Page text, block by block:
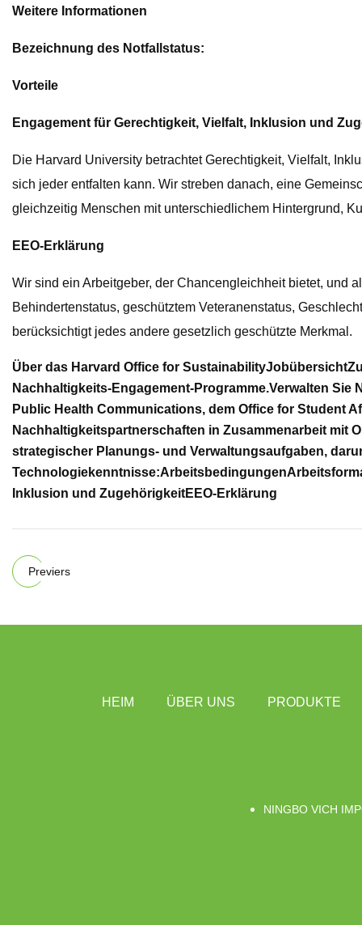
Weitere Informationen
Bezeichnung des Notfallstatus:
Vorteile
Engagement für Gerechtigkeit, Vielfalt, Inklusion und
Die Harvard University betrachtet Gerechtigkeit, Vielfalt,
sich jeder entfalten kann. Wir streben danach, eine
gleichzeitig Menschen mit unterschiedlichem Hintergrund,
EEO-Erklärung
Wir sind ein Arbeitgeber, der Chancengleichheit bietet, und
Behindertenstatus, geschütztem Veteranenstatus,
berücksichtigt jedes andere gesetzlich geschützte Merkmal.
Über das Harvard Office for SustainabilityJobübersicht
Nachhaltigkeits-Engagement-Programme.Verwalten Sie
Public Health Communications, dem Office for Student
Nachhaltigkeitspartnerschaften in Zusammenarbeit mit
strategischer Planungs- und Verwaltungsaufgaben,
Technologiekenntnisse:Arbeitsbedingungen
Inklusion und ZugehörigkeitEEO-Erklärung
Previers
HEIM ÜBER UNS PRODUKTE
NINGBO VICH